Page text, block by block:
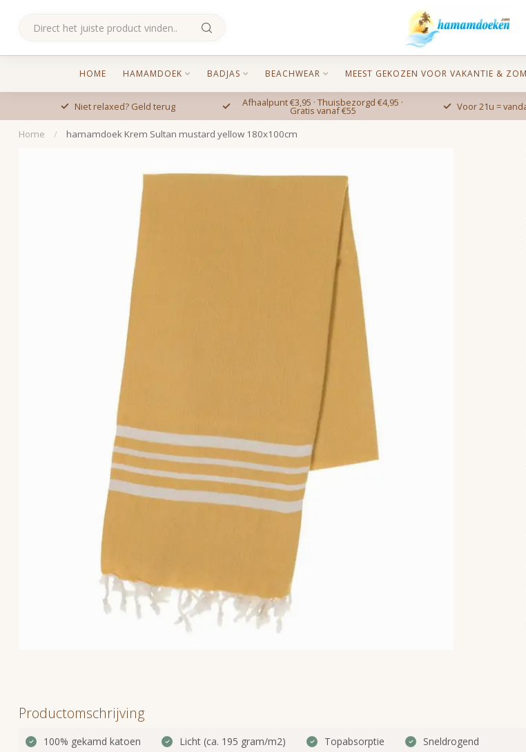
HOME HAMAMDOEK BADJAS BEACHWEAR MEEST GEKOZEN VOOR VAKANTIE &
Niet relaxed? Geld terug Afhaalpunt €3,95 · Thuisbezorgd €4,95 ·
Gratis vanaf €55 Voor 21u =
Home / hamamdoek Krem Sultan mustard yellow 180x100cm
Productomschrijving
100% gekamd katoen Licht (ca. 195 gram/m2) Topabsorptie Sneldrogend